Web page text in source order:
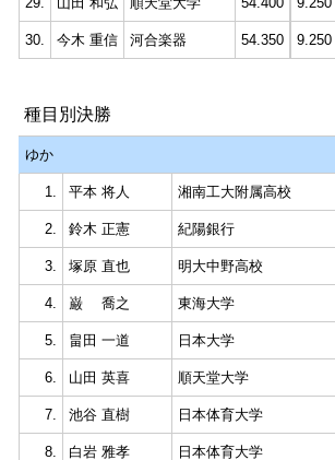
30. 今木 重信 河合楽器 54.350 9.250
種目別決勝
ゆか
1. 平本 将人 湘南工大附属高校
2. 鈴木 正憲 紀陽銀行
3. 塚原 直也 明大中野高校
4. 巌 喬之 東海大学
5. 畠田 一道 日本大学
6. 山田 英喜 順天堂大学
7. 池谷 直樹 日本体育大学
8. 白岩 雅孝 日本体育大学